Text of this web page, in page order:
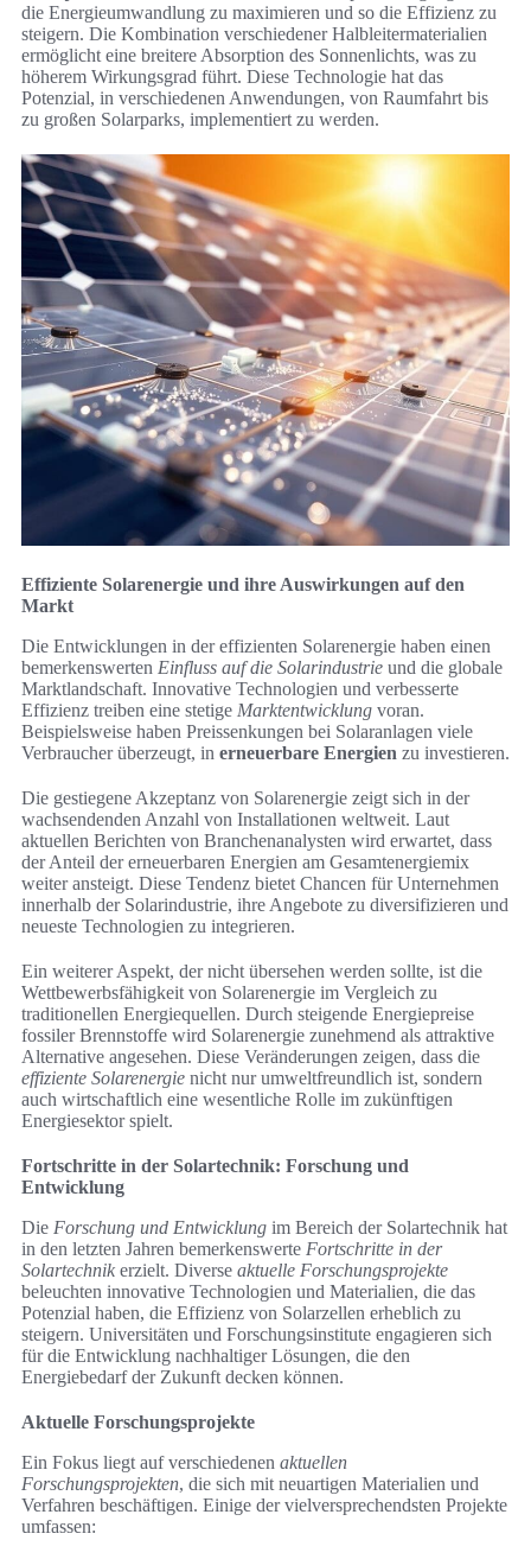
die Energieumwandlung zu maximieren und so die Effizienz zu
steigern. Die Kombination verschiedener Halbleitermaterialien
ermöglicht eine breitere Absorption des Sonnenlichts, was zu
höherem Wirkungsgrad führt. Diese Technologie hat das
Potenzial, in verschiedenen Anwendungen, von Raumfahrt bis
zu großen Solarparks, implementiert zu werden.
Effiziente Solarenergie und ihre Auswirkungen auf den
Markt
Die Entwicklungen in der effizienten Solarenergie haben einen
bemerkenswerten Einfluss auf die Solarindustrie und die globale
Marktlandschaft. Innovative Technologien und verbesserte
Effizienz treiben eine stetige Marktentwicklung voran.
Beispielsweise haben Preissenkungen bei Solaranlagen viele
Verbraucher überzeugt, in erneuerbare Energien zu investieren.
Die gestiegene Akzeptanz von Solarenergie zeigt sich in der
wachsendenden Anzahl von Installationen weltweit. Laut
aktuellen Berichten von Branchenanalysten wird erwartet, dass
der Anteil der erneuerbaren Energien am Gesamtenergiemix
weiter ansteigt. Diese Tendenz bietet Chancen für Unternehmen
innerhalb der Solarindustrie, ihre Angebote zu diversifizieren und
neueste Technologien zu integrieren.
Ein weiterer Aspekt, der nicht übersehen werden sollte, ist die
Wettbewerbsfähigkeit von Solarenergie im Vergleich zu
traditionellen Energiequellen. Durch steigende Energiepreise
fossiler Brennstoffe wird Solarenergie zunehmend als attraktive
Alternative angesehen. Diese Veränderungen zeigen, dass die
effiziente Solarenergie nicht nur umweltfreundlich ist, sondern
auch wirtschaftlich eine wesentliche Rolle im zukünftigen
Energiesektor spielt.
Fortschritte in der Solartechnik: Forschung und
Entwicklung
Die Forschung und Entwicklung im Bereich der Solartechnik hat
in den letzten Jahren bemerkenswerte Fortschritte in der
Solartechnik erzielt. Diverse aktuelle Forschungsprojekte
beleuchten innovative Technologien und Materialien, die das
Potenzial haben, die Effizienz von Solarzellen erheblich zu
steigern. Universitäten und Forschungsinstitute engagieren sich
für die Entwicklung nachhaltiger Lösungen, die den
Energiebedarf der Zukunft decken können.
Aktuelle Forschungsprojekte
Ein Fokus liegt auf verschiedenen aktuellen
Forschungsprojekten, die sich mit neuartigen Materialien und
Verfahren beschäftigen. Einige der vielversprechendsten Projekte
umfassen: